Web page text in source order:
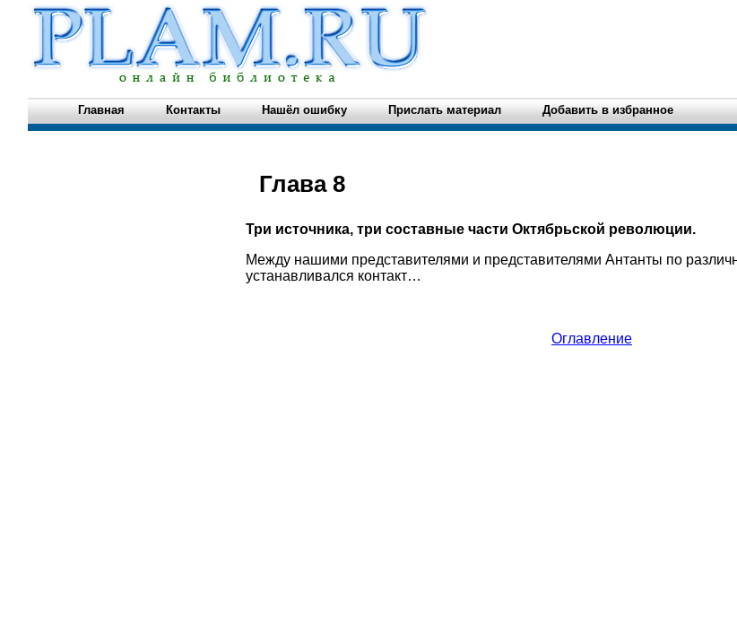
Главная Контакты Нашёл ошибку Прислать материал Добавить в избранное
Глава 8
Три источника, три составные части Октябрьской революции.
Между нашими представителями и представителями Антанты по
устанавливался контакт…
Оглавление